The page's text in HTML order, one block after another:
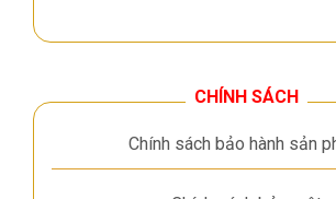
CHÍNH SÁCH
Chính sách bảo hành sản